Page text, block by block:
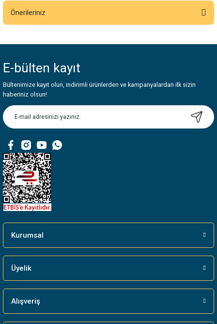
Önerileriniz
Görüş ve önerileriniz için teşekkür ederiz.
Ürün resmi kalitesiz, bozuk veya görüntülenemiyor.
Ürün açıklamasında eksik bilgiler bulunuyor.
Ürün bilgilerinde hatalar bulunuyor.
Bu ürüne benzer farklı alternatifler olmalı.
E-bülten kayıt
Bültenimize kayıt olun, indirimli ürünlerden ve kampanyalardan ilk sizin
haberiniz olsun!
Kurumsal
Üyelik
Alışveriş